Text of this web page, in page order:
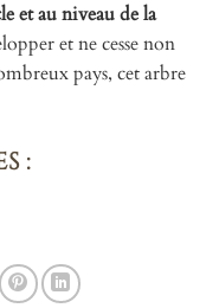
et au niveau de la
et ne cesse non
pays, cet arbre
: